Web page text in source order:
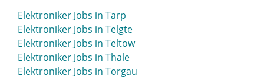
Elektroniker Jobs in Schwetzingen
Elektroniker Jobs in Seesen
Elektroniker Jobs in Seevetal
Elektroniker Jobs in Sehnde
Elektroniker Jobs in Selb
Elektroniker Jobs in Tarp
Elektroniker Jobs in Telgte
Elektroniker Jobs in Teltow
Elektroniker Jobs in Thale
Elektroniker Jobs in Torgau